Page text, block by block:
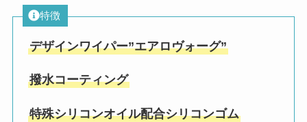
特徴
デザインワイパー”エアロヴォーグ”
撥水コーティング
特殊シリコンオイル配合シリコンゴム